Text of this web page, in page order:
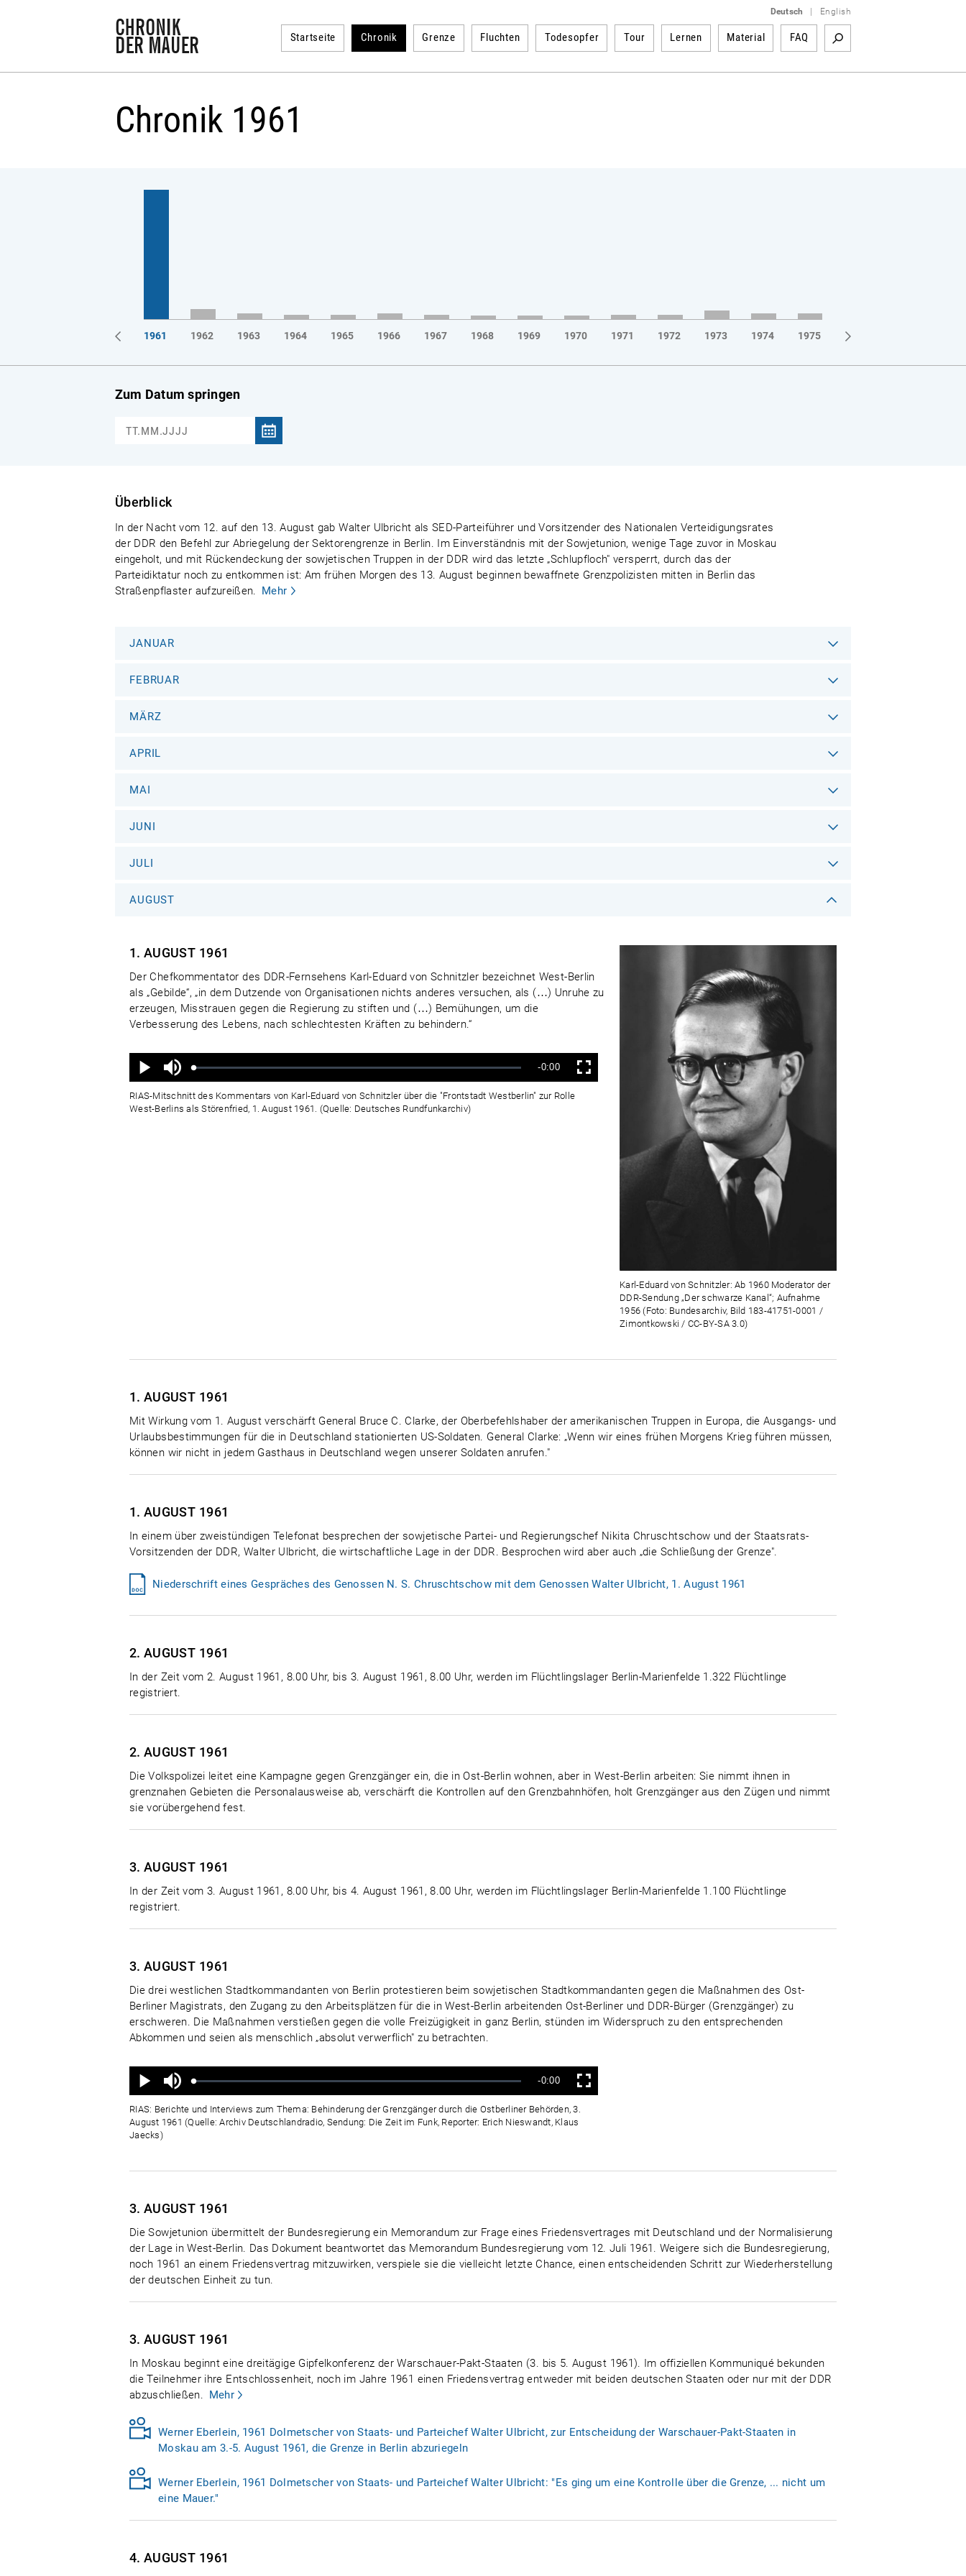
Deutsch English
Startseite Chronik Grenze Fluchten Todesopfer Tour Lernen Material FAQ
Chronik 1961
1961 1962 1963 1964 1965 1966 1967 1968 1969 1970 1971 1972 1973 1974 1975 1976
Zum Datum springen
Überblick
In der Nacht vom 12. auf den 13. August gab Walter Ulbricht als SED-Parteiführer und Vorsitzender des Nationalen Verteidigungsrates
der DDR den Befehl zur Abriegelung der Sektorengrenze in Berlin. Im Einverständnis mit der Sowjetunion, wenige Tage zuvor in Moskau
eingeholt, und mit Rückendeckung der sowjetischen Truppen in der DDR wird das letzte „Schlupfloch" versperrt, durch das der
Parteidiktatur noch zu entkommen ist: Am frühen Morgen des 13. August beginnen bewaffnete Grenzpolizisten mitten in Berlin das
Straßenpflaster aufzureißen. Mehr
JANUAR
FEBRUAR
MÄRZ
APRIL
MAI
JUNI
JULI
AUGUST
1. AUGUST 1961
Karl-Eduard von Schnitzler: Ab 1960 Moderator der
DDR-Sendung „Der schwarze Kanal“; Aufnahme
1956 (Foto: Bundesarchiv, Bild 183-41751-0001 /
Zimontkowski / CC-BY-SA 3.0)
Der Chefkommentator des DDR-Fernsehens Karl-Eduard von Schnitzler bezeichnet West-Berlin
als „Gebilde“, „in dem Dutzende von Organisationen nichts anderes versuchen, als (…) Unruhe zu
erzeugen, Misstrauen gegen die Regierung zu stiften und (…) Bemühungen, um die
Verbesserung des Lebens, nach schlechtesten Kräften zu behindern.“
Wiedergabe
Ton
aus
Geladen:
Status:
Verbleibende
Zeit
-0:00 Vollbild
RIAS-Mitschnitt des Kommentars von Karl-Eduard von Schnitzler über die "Frontstadt Westberlin" zur Rolle
West-Berlins als Störenfried, 1. August 1961. (Quelle: Deutsches Rundfunkarchiv)
1. AUGUST 1961
Mit Wirkung vom 1. August verschärft General Bruce C. Clarke, der Oberbefehlshaber der amerikanischen Truppen in Europa, die Ausgangs- und
Urlaubsbestimmungen für die in Deutschland stationierten US-Soldaten. General Clarke: „Wenn wir eines frühen Morgens Krieg führen müssen,
können wir nicht in jedem Gasthaus in Deutschland wegen unserer Soldaten anrufen."
1. AUGUST 1961
In einem über zweistündigen Telefonat besprechen der sowjetische Partei- und Regierungschef Nikita Chruschtschow und der Staatsrats-
Vorsitzenden der DDR, Walter Ulbricht, die wirtschaftliche Lage in der DDR. Besprochen wird aber auch „die Schließung der Grenze".
Niederschrift eines Gespräches des Genossen N. S. Chruschtschow mit dem Genossen Walter Ulbricht, 1. August 1961
2. AUGUST 1961
In der Zeit vom 2. August 1961, 8.00 Uhr, bis 3. August 1961, 8.00 Uhr, werden im Flüchtlingslager Berlin-Marienfelde 1.322 Flüchtlinge
registriert.
2. AUGUST 1961
Die Volkspolizei leitet eine Kampagne gegen Grenzgänger ein, die in Ost-Berlin wohnen, aber in West-Berlin arbeiten: Sie nimmt ihnen in
grenznahen Gebieten die Personalausweise ab, verschärft die Kontrollen auf den Grenzbahnhöfen, holt Grenzgänger aus den Zügen und nimmt
sie vorübergehend fest.
3. AUGUST 1961
In der Zeit vom 3. August 1961, 8.00 Uhr, bis 4. August 1961, 8.00 Uhr, werden im Flüchtlingslager Berlin-Marienfelde 1.100 Flüchtlinge
registriert.
3. AUGUST 1961
Die drei westlichen Stadtkommandanten von Berlin protestieren beim sowjetischen Stadtkommandanten gegen die Maßnahmen des Ost-
Berliner Magistrats, den Zugang zu den Arbeitsplätzen für die in West-Berlin arbeitenden Ost-Berliner und DDR-Bürger (Grenzgänger) zu
erschweren. Die Maßnahmen verstießen gegen die volle Freizügigkeit in ganz Berlin, stünden im Widerspruch zu den entsprechenden
Abkommen und seien als menschlich „absolut verwerflich" zu betrachten.
Wiedergabe
Ton
aus
Geladen:
Status:
Verbleibende
Zeit
-0:00 Vollbild
RIAS: Berichte und Interviews zum Thema: Behinderung der Grenzgänger durch die Ostberliner Behörden, 3.
August 1961 (Quelle: Archiv Deutschlandradio, Sendung: Die Zeit im Funk, Reporter: Erich Nieswandt, Klaus
Jaecks)
3. AUGUST 1961
Die Sowjetunion übermittelt der Bundesregierung ein Memorandum zur Frage eines Friedensvertrages mit Deutschland und der Normalisierung
der Lage in West-Berlin. Das Dokument beantwortet das Memorandum Bundesregierung vom 12. Juli 1961. Weigere sich die Bundesregierung,
noch 1961 an einem Friedensvertrag mitzuwirken, verspiele sie die vielleicht letzte Chance, einen entscheidenden Schritt zur Wiederherstellung
der deutschen Einheit zu tun.
3. AUGUST 1961
In Moskau beginnt eine dreitägige Gipfelkonferenz der Warschauer-Pakt-Staaten (3. bis 5. August 1961). Im offiziellen Kommuniqué bekunden
die Teilnehmer ihre Entschlossenheit, noch im Jahre 1961 einen Friedensvertrag entweder mit beiden deutschen Staaten oder nur mit der DDR
abzuschließen. Mehr
Werner Eberlein, 1961 Dolmetscher von Staats- und Parteichef Walter Ulbricht, zur Entscheidung der Warschauer-Pakt-Staaten in
Moskau am 3.-5. August 1961, die Grenze in Berlin abzuriegeln
Werner Eberlein, 1961 Dolmetscher von Staats- und Parteichef Walter Ulbricht: "Es ging um eine Kontrolle über die Grenze, ... nicht um
eine Mauer."
4. AUGUST 1961